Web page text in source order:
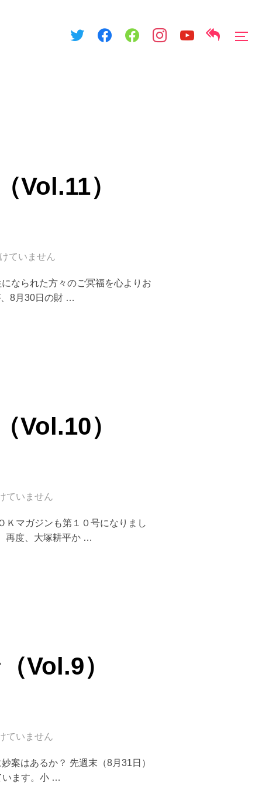
サイ
Vol.11）
ていません
なられた方々のご冥福を心よりお
8月30日の財 …
VOL.11）2001.9.22”
Vol.10）
ていません
Ｋマガジンも第１０号になりまし
再度、大塚耕平か …
VOL.10）2001.9.9”
Vol.9）
ていません
案はあるか？ 先週末（8月31日）
います。小 …